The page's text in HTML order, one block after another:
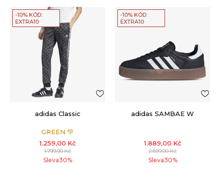
-10% KÓD:
EXTRA10
adidas Classic
GREEN 💚
1.259,00 Kč
1.799,00Kč
Sleva30%
-10% KÓD:
EXTRA10
adidas SAMBAE W
1.889,00 Kč
2.699,00Kč
Sleva30%